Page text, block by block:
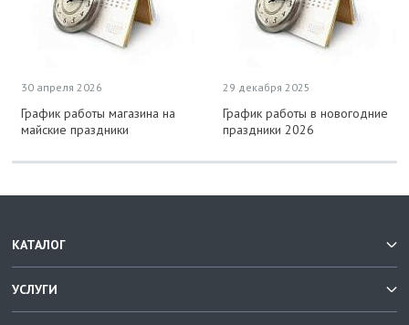
30 апреля 2026
График работы магазина на
майские праздники
29 декабря 2025
График работы в новогодние
праздники 2026
КАТАЛОГ
УСЛУГИ